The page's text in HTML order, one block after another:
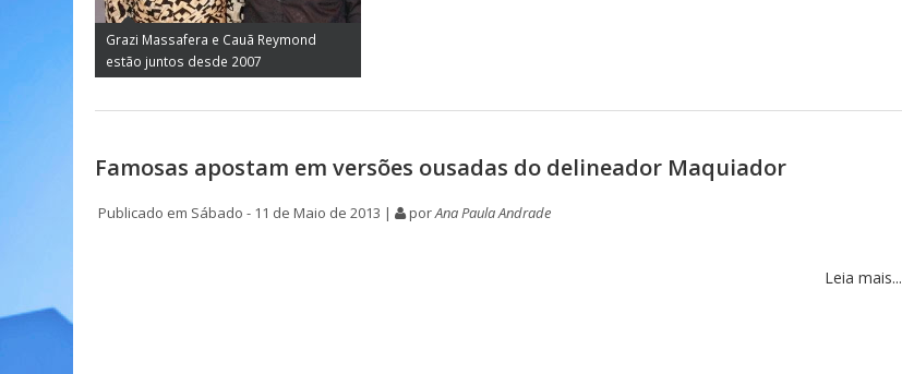
Grazi Massafera e Cauã Reymond
estão juntos desde 2007
Famosas apostam em versões ousadas do delineador Maquiador
Publicado em Sábado - 11 de Maio de 2013 | porAna Paula Andrade
Leia mais...